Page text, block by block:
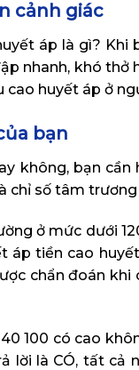
cảnh giác
áp là gì?
nhanh, khó
cao huyết áp ở
bạn
không, bạn
chỉ số tâm
ở mức dưới
áp tiền cao
chẩn đoán
100 có cao
lời là CÓ, tất